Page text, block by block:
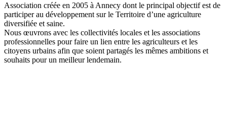
Association créée en 2005 à Annecy dont le principal objectif est de
participer au développement sur le Territoire d’une agriculture
diversifiée et saine.
Nous œuvrons avec les collectivités locales et les associations
professionnelles pour faire un lien entre les agriculteurs et les
citoyens urbains afin que soient partagés les mêmes ambitions et
souhaits pour un meilleur lendemain.